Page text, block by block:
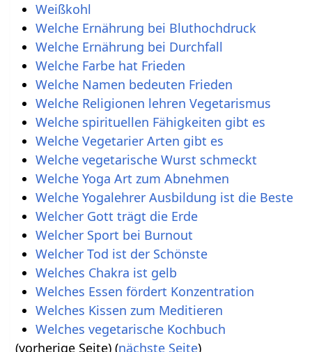
Weißkohl
Welche Ernährung bei Bluthochdruck
Welche Ernährung bei Durchfall
Welche Farbe hat Frieden
Welche Namen bedeuten Frieden
Welche Religionen lehren Vegetarismus
Welche spirituellen Fähigkeiten gibt es
Welche Vegetarier Arten gibt es
Welche vegetarische Wurst schmeckt
Welche Yoga Art zum Abnehmen
Welche Yogalehrer Ausbildung ist die Beste
Welcher Gott trägt die Erde
Welcher Sport bei Burnout
Welcher Tod ist der Schönste
Welches Chakra ist gelb
Welches Essen fördert Konzentration
Welches Kissen zum Meditieren
Welches vegetarische Kochbuch
(vorherige Seite) (nächste Seite)